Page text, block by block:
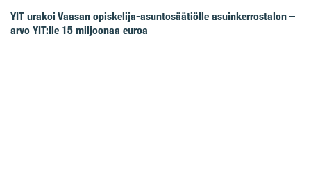
YIT urakoi Vaasan opiskelija-asuntosäätiölle asuinkerrostalon –
arvo YIT:lle 15 miljoonaa euroa